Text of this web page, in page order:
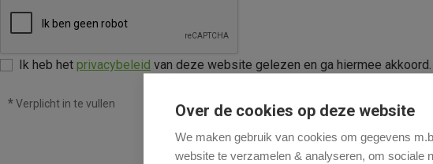
Ik heb het privacybeleid van deze website gelezen en ga hiermee akkoord.
*Verplicht in te vullen Over de cookies op deze website
We maken gebruik van cookies om gegevens
website te verzamelen & analyseren, om sociale